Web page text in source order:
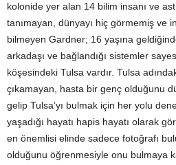
kolonide yer alan 14 bilim insanı ve
tanımayan, dünyayı hiç görmemiş ve
bilmeyen Gardner; 16 yaşına
arkadaşı ve bağlandığı sistemler
köşesindeki Tulsa vardır. Tulsa
çıkamayan, hasta bir genç olduğunu
gelip Tulsa’yı bulmak için her yolu
yaşadığı hayatı hapis hayatı olarak
en önemlisi elinde sadece fotoğrafı
olduğunu öğrenmesiyle onu bulmaya